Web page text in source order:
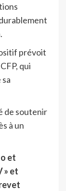
prévoit
qui
de soutenir
à un
et
» et